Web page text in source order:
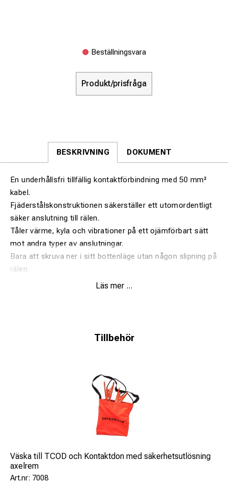
Beställningsvara
Produkt/prisfråga
BESKRIVNING DOKUMENT
En underhållsfri tillfällig kontaktförbindning med 50 mm²
kabel.
Fjäderstålskonstruktionen säkerställer ett utomordentligt
säker anslutning till rälen.
Tåler värme, kyla och vibrationer på ett ojämförbart sätt
mot andra typer av anslutningar.
Bara att skruva ner i sitt bottenläge utan någon slipning på
rälen.
Läs mer ...
Tillbehör
Väska till TCOD och Kontaktdon med säkerhetsutlösning
axelrem
7008